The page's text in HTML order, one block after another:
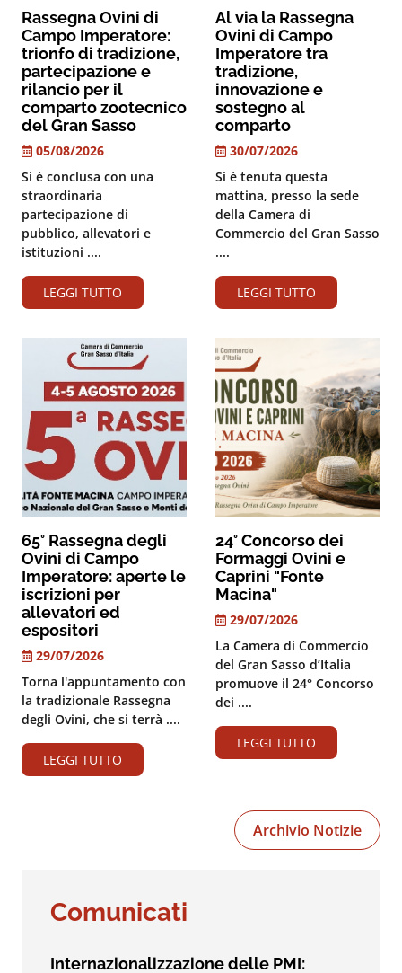
Rassegna Ovini di
Campo Imperatore:
trionfo di tradizione,
partecipazione e
rilancio per il
comparto zootecnico
del Gran Sasso
05/08/2026
Si è conclusa con una
straordinaria
partecipazione di
pubblico, allevatori e
istituzioni ....
LEGGI TUTTO
Al via la Rassegna
Ovini di Campo
Imperatore tra
tradizione,
innovazione e
sostegno al
comparto
30/07/2026
Si è tenuta questa
mattina, presso la sede
della Camera di
Commercio del Gran Sasso
....
LEGGI TUTTO
65° Rassegna degli
Ovini di Campo
Imperatore: aperte le
iscrizioni per
allevatori ed
espositori
29/07/2026
Torna l'appuntamento con
la tradizionale Rassegna
degli Ovini, che si terrà ....
LEGGI TUTTO
24° Concorso dei
Formaggi Ovini e
Caprini "Fonte
Macina"
29/07/2026
La Camera di Commercio
del Gran Sasso d’Italia
promuove il 24° Concorso
dei ....
LEGGI TUTTO
Archivio Notizie
Comunicati
Internazionalizzazione delle PMI: